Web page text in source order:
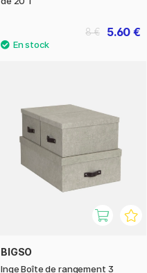
5.60 €
8 €
BIGSO
Inge Boîte de rangement 3